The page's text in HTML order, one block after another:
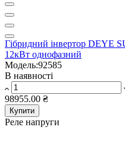
Гібридний інвертор DEYE
12кВт однофазний
Модель:92585
В наявності
98955.00 ₴
Купити
Реле напруги